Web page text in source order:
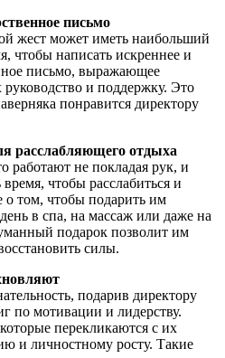
письмо
жест может иметь наибольший
чтобы написать искреннее и
письмо, выражающее
руководство и поддержку. Это
понравится директору
расслабляющего отдыха
работают не покладая рук, и
чтобы расслабиться и
о том, чтобы подарить им
в спа, на массаж или даже на
подарок позволит им
силы.
подарив директору
по мотивации и лидерству.
перекликаются с их
и личностному росту. Такие